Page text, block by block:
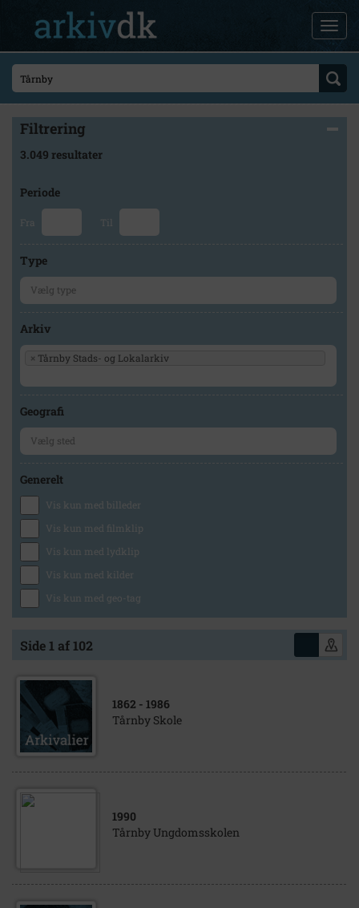
Filtrering
3.049 resultater
Periode
Fra Til
Type
Arkiv
× Tårnby Stads- og Lokalarkiv
Geografi
Generelt
Vis kun med billeder
Vis kun med filmklip
Vis kun med lydklip
Vis kun med kilder
Vis kun med geo-tag
Side 1 af 102
1862 - 1986
Tårnby Skole
1990
Tårnby Ungdomsskolen